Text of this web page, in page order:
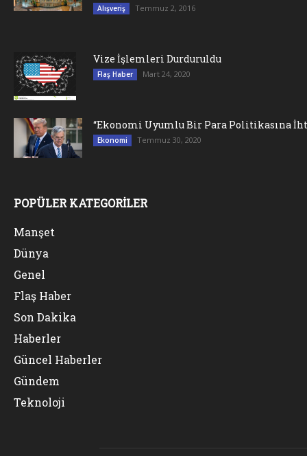
Alışveriş Temmuz 2, 2016
Vize İşlemleri Durduruldu
Flaş Haber Mart 24, 2020
“Ekonomi Uyumlu Bir Para Politikasına
Ekonomi Temmuz 30, 2020
POPÜLER KATEGORİLER
Manşet
Dünya
Genel
Flaş Haber
Son Dakika
Haberler
Güncel Haberler
Gündem
Teknoloji